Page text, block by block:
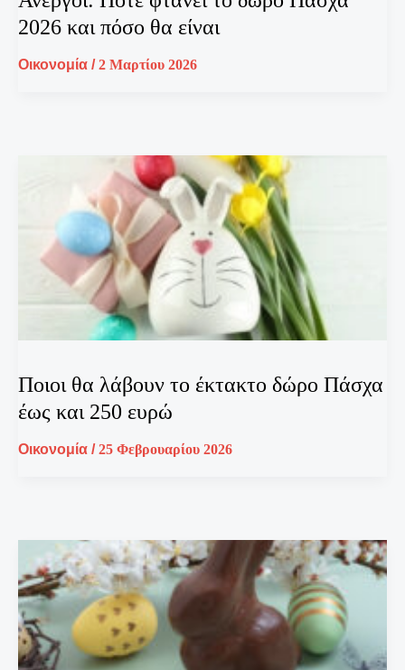
2026 και πόσο θα είναι
Οικονομία /2 Μαρτίου 2026
Ποιοι θα λάβουν το έκτακτο δώρο Πάσχα
έως και 250 ευρώ
Οικονομία /25 Φεβρουαρίου 2026